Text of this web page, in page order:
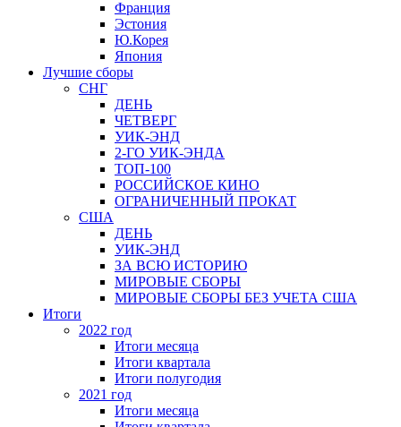
Франция
Эстония
Ю.Корея
Япония
Лучшие сборы
СНГ
ДЕНЬ
ЧЕТВЕРГ
УИК-ЭНД
2-ГО УИК-ЭНДА
ТОП-100
РОССИЙСКОЕ КИНО
ОГРАНИЧЕННЫЙ ПРОКАТ
США
ДЕНЬ
УИК-ЭНД
ЗА ВСЮ ИСТОРИЮ
МИРОВЫЕ СБОРЫ
МИРОВЫЕ СБОРЫ БЕЗ УЧЕТА США
Итоги
2022 год
Итоги месяца
Итоги квартала
Итоги полугодия
2021 год
Итоги месяца